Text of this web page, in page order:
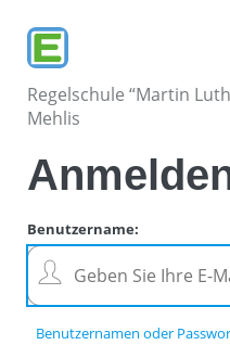
Regelschule “Martin
Mehlis
Benutzername:
Benutzernamen oder